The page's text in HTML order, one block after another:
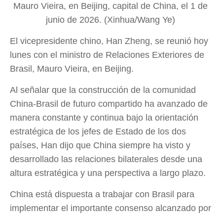
Mauro Vieira, en Beijing, capital de China, el 1 de
junio de 2026. (Xinhua/Wang Ye)
El vicepresidente chino, Han Zheng, se reunió hoy
lunes con el ministro de Relaciones Exteriores de
Brasil, Mauro Vieira, en Beijing.
Al señalar que la construcción de la comunidad
China-Brasil de futuro compartido ha avanzado de
manera constante y continua bajo la orientación
estratégica de los jefes de Estado de los dos
países, Han dijo que China siempre ha visto y
desarrollado las relaciones bilaterales desde una
altura estratégica y una perspectiva a largo plazo.
China está dispuesta a trabajar con Brasil para
implementar el importante consenso alcanzado por